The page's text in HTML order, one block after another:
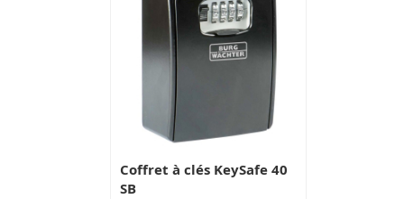
Coffret à clés KeySafe 40
SB